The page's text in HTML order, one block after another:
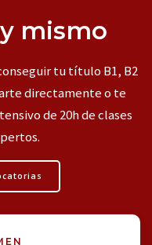
mismo
tu título B1, B2
directamente o te
de 20h de clases